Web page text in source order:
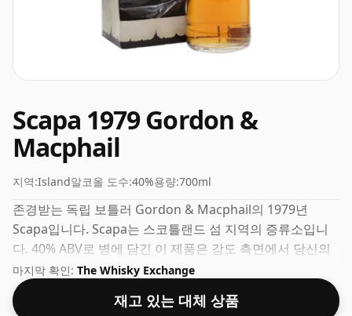
Scapa 1979 Gordon &
Macphail
지역:Island알코올 도수:40%용량:700ml
존경받는 독립 보틀러 Gordon & Macphail의 1979년
Scapa입니다. Scapa는 스코틀랜드 섬 지역의 증류소입니
다. 40% ABV로 병에 담긴 이 제품은 강도 측면에서 당신의
양말을 날려버리지는 않지만 확실히 꿀맛이 될 것입니다.
마지막 확인: The Whisky Exchange
재고 있는 대체 상품